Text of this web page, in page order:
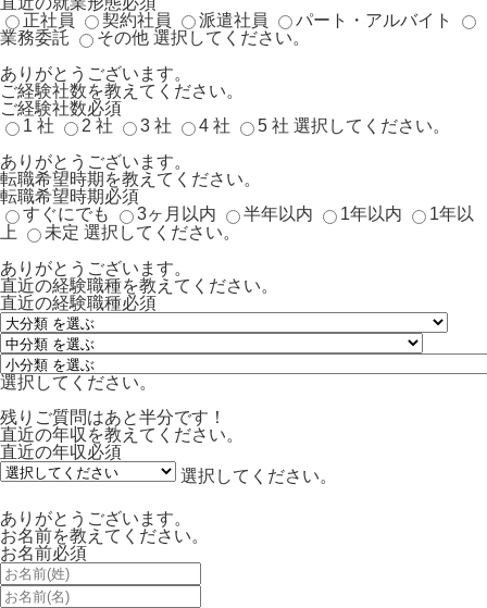
正社員
契約社員 派遣社員
パート・アルバイト
業務委託
その他 選択してください。
ありがとうございます。
ご経験社数を教えてください。
ご経験社数必須
1 社
2 社 3 社 4 社 5 社 選択してください。
ありがとうございます。
転職希望時期を教えてください。
転職希望時期必須
すぐにでも
3ヶ月以内 半年以内 1年以内
1年以
上
未定 選択してください。
ありがとうございます。
直近の経験職種を教えてください。
直近の経験職種必須
選択してください。
残りご質問はあと半分です！
直近の年収を教えてください。
直近の年収必須
選択してください。
ありがとうございます。
お名前を教えてください。
お名前必須